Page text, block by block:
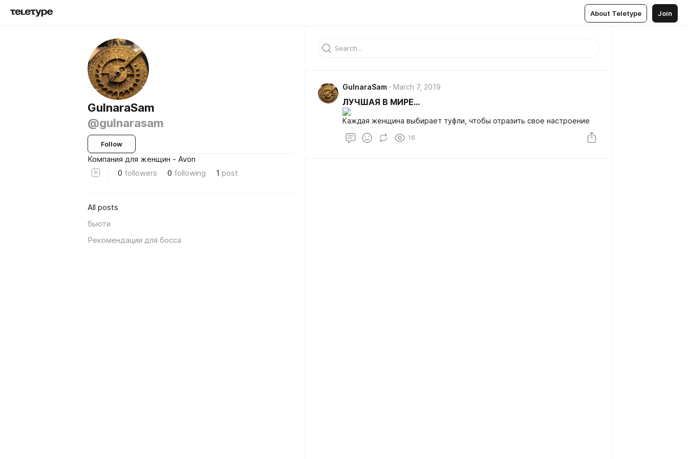
About Teletype Join
GulnaraSam
@gulnarasam
Follow
Компания для женщин - Avon
0 followers 0 following 1 post
All posts
бьюти
Рекомендации для босса
GulnaraSam March 7, 2019
ЛУЧШАЯ В МИРЕ...
Каждая женщина выбирает туфли, чтобы отразить свое настроение
16